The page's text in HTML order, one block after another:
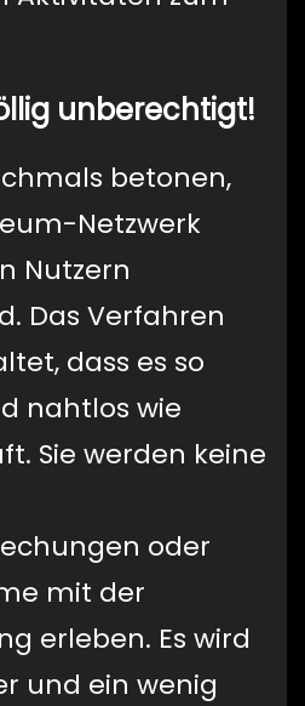
unberechtigt!
betonen,
Netzwerk
Nutzern
Das Verfahren
dass es so
nahtlos wie
Sie werden keine
oder
mit der
erleben. Es wird
und ein wenig